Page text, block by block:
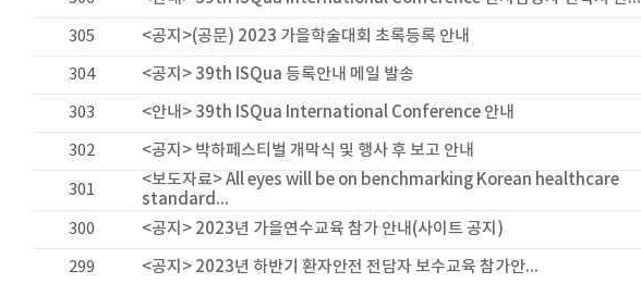
305 <공지>(공문) 2023 가을학술대회 초록등록 안내
304 <공지> 39th ISQua 등록안내 메일 발송
303 <안내> 39th ISQua International Conference 안내
302 <공지> 박하페스티벌 개막식 및 행사 후 보고 안내
301
<보도자료> All eyes will be on benchmarking Korean healthcare
standard...
300 <공지> 2023년 가을연수교육 참가 안내(사이트 공지)
299 <공지> 2023년 하반기 환자안전 전담자 보수교육 참가안...